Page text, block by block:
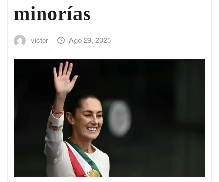
minorías
victor Ago 29, 2025